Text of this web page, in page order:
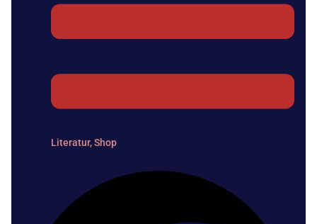
Literatur,Shop